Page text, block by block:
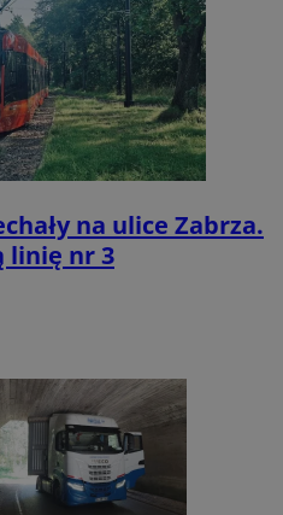
na ulice Zabrza.
linię nr 3